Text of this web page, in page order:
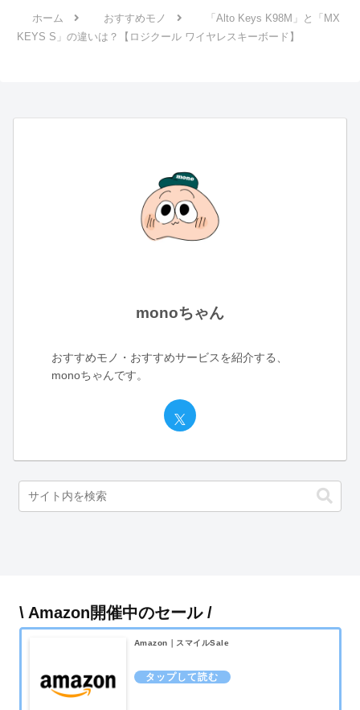
ホーム おすすめモノ
「Alto Keys K98M」と「MX
KEYS S」の違いは？【ロジクール ワイヤレスキーボード】
monoちゃん
おすすめモノ・おすすめサービスを紹介する、
monoちゃんです。
\ Amazon開催中のセール /
Amazon｜スマイルSale